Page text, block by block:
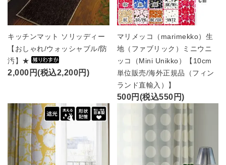
キッチンマット ソリッディー
【おしゃれ/ウォッシャブル/防
汚】★
2,000円(税込2,200円)
マリメッコ（marimekko）生
地（ファブリック）ミニウニ
ッコ（Mini Unikko）【10cm
単位販売/海外正規品（フィン
ランド直輸入）】
500円(税込550円)